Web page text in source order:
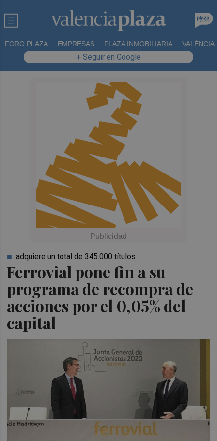
FORO PLAZA EMPRESAS PLAZA INMOBILIARIA VALÈNCIA
+ Seguir en Google
Ferrovial pone fin a su
programa de recompra de
acciones por el 0,05% del
capital
adquiere un total de 345.000 títulos